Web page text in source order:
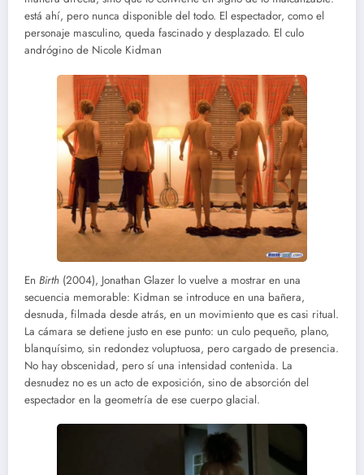
está ahí, pero nunca disponible del todo. El espectador, como el
personaje masculino, queda fascinado y desplazado. El culo
andrógino de Nicole Kidman
En Birth (2004), Jonathan Glazer lo vuelve a mostrar en una
secuencia memorable: Kidman se introduce en una bañera,
desnuda, filmada desde atrás, en un movimiento que es casi ritual.
La cámara se detiene justo en ese punto: un culo pequeño, plano,
blanquísimo, sin redondez voluptuosa, pero cargado de presencia.
No hay obscenidad, pero sí una intensidad contenida. La
desnudez no es un acto de exposición, sino de absorción del
espectador en la geometría de ese cuerpo glacial.